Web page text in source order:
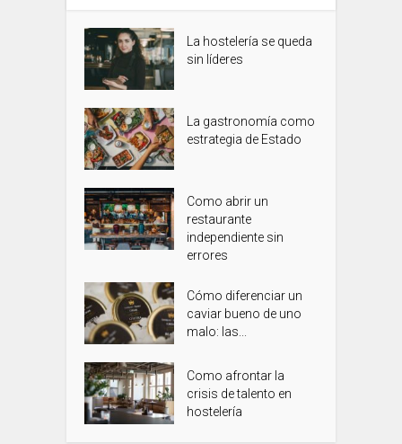
La hostelería se queda
sin líderes
La gastronomía como
estrategia de Estado
Como abrir un
restaurante
independiente sin
errores
Cómo diferenciar un
caviar bueno de uno
malo: las...
Como afrontar la
crisis de talento en
hostelería